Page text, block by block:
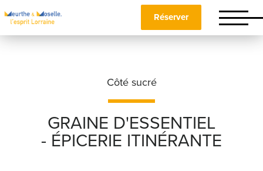
Réserver
Côté sucré
GRAINE D'ESSENTIEL
- ÉPICERIE ITINÉRANTE
Nom*